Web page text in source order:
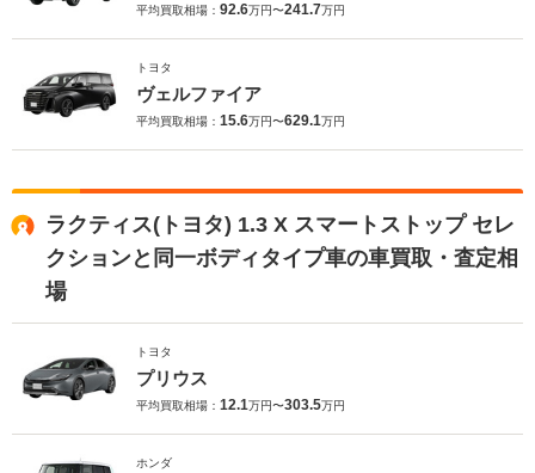
平均買取相場： 92.6万円〜241.7万円
トヨタ
ヴェルファイア
平均買取相場： 15.6万円〜629.1万円
ラクティス(トヨタ) 1.3 X スマートストップ セレ
クションと同一ボディタイプ車の車買取・査定相
場
トヨタ
プリウス
平均買取相場： 12.1万円〜303.5万円
ホンダ